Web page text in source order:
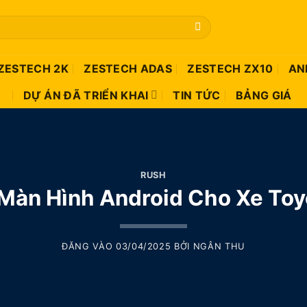
2K ZESTECH ADAS ZESTECH ZX10
DỰ ÁN ĐÃ TRIỂN KHAI
TIN TỨC BẢNG GIÁ
RUSH
Hình Android Cho Xe
ĐĂNG VÀO 03/04/2025 BỞI NGÂN THU